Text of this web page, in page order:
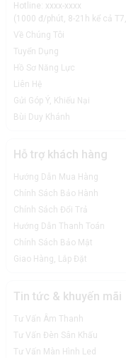
Hotline: xxxx-xxxx
(1000 đ/phút, 8-21h kể cả
Về Chúng Tôi
Tuyển Dụng
Hồ Sơ Năng Lực
Liên Hệ
Gửi Góp Ý, Khiếu Nại
Bùi Duy Khánh
Hỗ trợ khách hàng
Hướng Dẫn Mua Hàng
Chính Sách Bảo Hành
Chính Sách Đổi Trả
Hướng Dẫn Thanh Toán
Chính Sách Bảo Mật
Giao Hàng, Lắp Đặt
Tin tức & khuyến mãi
Tư Vấn Âm Thanh
Tư Vấn Đèn Sân Khấu
Tư Vấn Màn Hình Led